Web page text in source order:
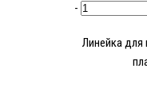
-
Линейка для